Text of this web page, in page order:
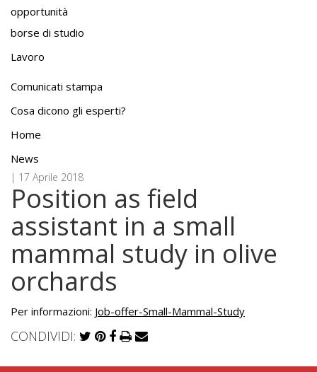
opportunità
borse di studio
Lavoro
Comunicati stampa
Cosa dicono gli esperti?
Home
News
| 17 Aprile 2018
Position as field
assistant in a small
mammal study in olive
orchards
Per informazioni: Job-offer-Small-Mammal-Study
CONDIVIDI: